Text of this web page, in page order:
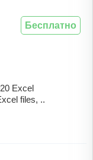
Excel
files, ..
Бесплатно